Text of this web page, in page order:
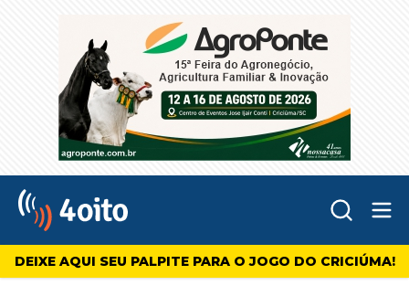
4oito
DEIXE AQUI SEU PALPITE PARA O JOGO DO CRICIÚMA!